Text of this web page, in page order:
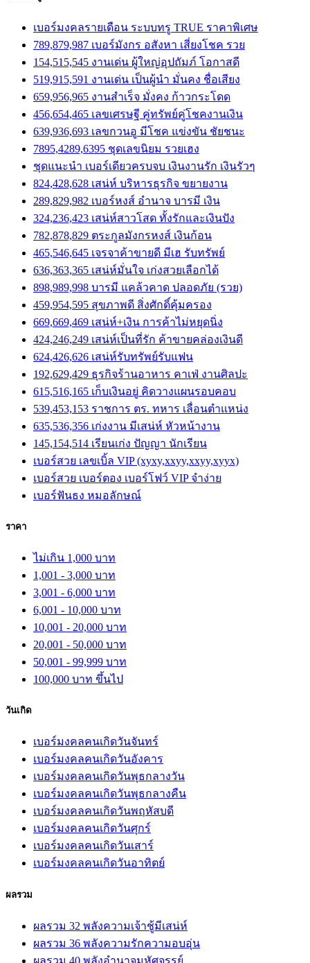
เบอร์มงคลรายเดือน ระบบทรู TRUE ราคาพิเศษ
789,879,987 เบอร์มังกร อสังหา เสี่ยงโชค รวย
154,515,545 งานเด่น ผู้ใหญ่อุปถัมภ์ โอกาสดี
519,915,591 งานเด่น เป็นผู้นำ มั่นคง ชื่อเสียง
659,956,965 งานสำเร็จ มั่งคง ก้าวกระโดด
456,654,465 เลขเศรษฐี คู่ทรัพย์คู่โชคงานเงิน
639,936,693 เลขกวนอู มีโชค แข่งขัน ชัยชนะ
7895,4289,6395 ชุดเลขนิยม รวยเฮง
ชุดแนะนำ เบอร์เดียวครบจบ เงินงานรัก เงินรัวๆ
824,428,628 เสน่ห์ บริหารธุรกิจ ขยายงาน
289,829,982 เบอร์หงส์ อำนาจ บารมี เงิน
324,236,423 เสน่ห์สาวโสด ทั้งรักและเงินปัง
782,878,829 ตระกูลมังกรหงส์ เงินก้อน
465,546,645 เจรจาค้าขายดี มีเฮ รับทรัพย์
636,363,365 เสน่ห์มั่นใจ เก่งสวยเลือกได้
898,989,998 บารมี แคล้วคาด ปลอดภัย (รวย)
459,954,595 สุขภาพดี สิ่งศักดิ์คุ้มครอง
669,669,469 เสน่ห์+เงิน การค้าไม่หยุดนิ่ง
424,246,249 เสน่ห์เป็นที่รัก ค้าขายคล่องเงินดี
624,426,626 เสน่ห์รับทรัพย์รับแฟน
192,629,429 ธุรกิจร้านอาหาร คาเฟ่ งานศิลปะ
615,516,165 เก็บเงินอยู่ คิดวางแผนรอบคอบ
539,453,153 ราชการ ตร. ทหาร เลื่อนตำแหน่ง
635,536,356 เก่งงาน มีเสน่ห์ หัวหน้างาน
145,154,514 เรียนเก่ง ปัญญา นักเรียน
เบอร์สวย เลขเบิ้ล VIP (xyxy,xxyy,xxyy,xyyx)
เบอร์สวย เบอร์ตอง เบอร์โฟว์ VIP จำง่าย
เบอร์ฟันธง หมอลักษณ์
ราคา
ไม่เกิน 1,000 บาท
1,001 - 3,000 บาท
3,001 - 6,000 บาท
6,001 - 10,000 บาท
10,001 - 20,000 บาท
20,001 - 50,000 บาท
50,001 - 99,999 บาท
100,000 บาท ขึ้นไป
วันเกิด
เบอร์มงคลคนเกิดวันจันทร์
เบอร์มงคลคนเกิดวันอังคาร
เบอร์มงคลคนเกิดวันพุธกลางวัน
เบอร์มงคลคนเกิดวันพุธกลางคืน
เบอร์มงคลคนเกิดวันพฤหัสบดี
เบอร์มงคลคนเกิดวันศุกร์
เบอร์มงคลคนเกิดวันเสาร์
เบอร์มงคลคนเกิดวันอาทิตย์
ผลรวม
ผลรวม 32 พลังความเจ้าชู้มีเสน่ห์
ผลรวม 36 พลังความรักความอบอุ่น
ผลรวม 40 พลังอำนาจมหัศจรรย์